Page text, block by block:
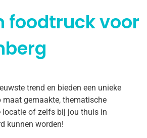
foodtruck voor
trend en bieden een unieke
maat gemaakte, thematische
locatie of zelfs bij jou thuis in
kunnen worden!